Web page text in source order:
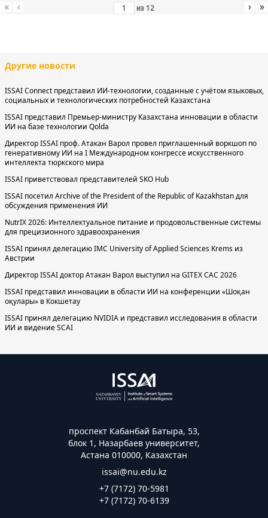
« ‹ из 12 › »
Другие новости
ISSAI Connect представил ИИ-технологии, созданные с учётом языковых,
социальных и технологических потребностей Казахстана
ISSAI представил Премьер-министру Казахстана инновации в области
ИИ на базе технологии Qolda
Директор ISSAI проф. Атакан Варол провел приглашенный воркшоп по
генеративному ИИ на I Международном конгрессе искусственного
интеллекта тюркского мира
ISSAI приветствовал представителей SKO Hub
ISSAI посетил Archive of the President of the Republic of Kazakhstan для
обсуждения применения ИИ
NutrIX 2026: Интеллектуальное питание и продовольственные системы
для прецизионного здравоохранения
ISSAI принял делегацию IMC University of Applied Sciences Krems из
Австрии
Директор ISSAI доктор Атакан Варол выступил на GITEX CAC 2026
ISSAI представил инновации в области ИИ на конференции «Шоқан
оқулары» в Кокшетау
ISSAI принял делегацию NVIDIA и представил исследования в области
ИИ и видение SCAI
проспект Кабанбай Батыра, 53,
блок 1, Назарбаев университет,
Астана 010000, Казахстан
issai@nu.edu.kz
+7 (7172) 70-5981
+7 (7172) 70-6139